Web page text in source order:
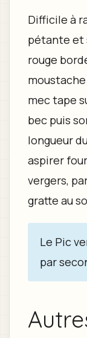
Difficile à
pétante et
rouge
mec tape
bec puis
longueur
aspirer
vergers,
gratte au
Le Pic
par